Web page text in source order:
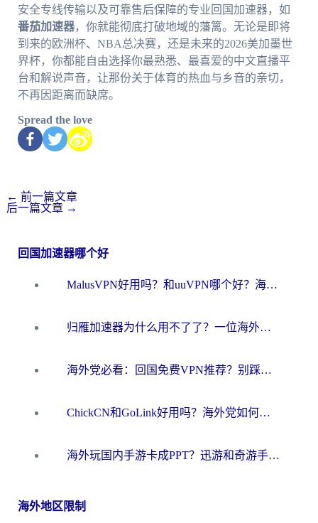
安全专线传输以及可靠售后保障的专业回国加速器，如
番茄加速器，你就能彻底打破地域的藩篱。无论是即将
到来的欧洲杯、NBA总决赛，还是未来的2026美加墨世
界杯，你都能自由选择你最熟悉、最喜爱的中文直播平
台和解说声音，让那份关于体育的热血与乡音的亲切，
不再因距离而缺席。
Spread the love
← 前一篇文章
后一篇文章 →
回国加速器哪个好
MalusVPN好用吗？和uuVPN哪个好？海外党无缝访问国内资源的真实对比与选择指南
归雁加速器为什么用不了了？一位海外游子的真实困惑与技术解答
海外党必看：回国免费VPN推荐？别踩坑！教你选对加速器无缝刷国内资源
ChickCN和GoLink好用吗？海外党如何选对回国加速器
海外玩国内手游卡成PPT？迅游和奇游手游哪个好？一篇讲透回国加速器怎么选
海外地区限制